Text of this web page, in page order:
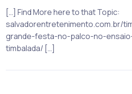
[…] Find More here to that Topic:
salvadorentretenimento.com.br/
grande-festa-no-palco-no-
timbalada/ […]